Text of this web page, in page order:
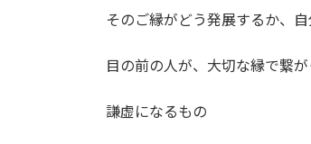
そのご縁がどう発展するか、
目の前の人が、大切な縁で繋
謙虚になるもの